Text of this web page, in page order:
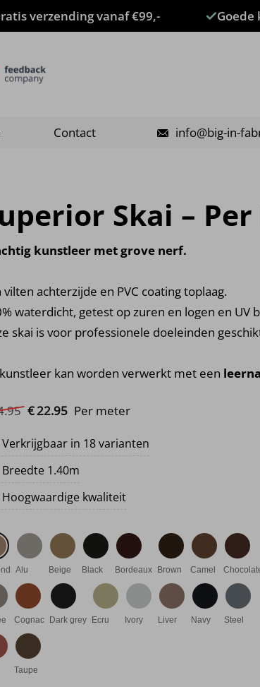
verzending vanaf €99,-
Contact info@big-in-
Skai –
kunstleer met grove nerf.
vilten achterzijde en PVC coating toplaag.
waterdicht, getest op zuren en logen en UV
skai is voor professionele doeleinden
kan worden verwerkt met een
95 Oorspronkelijke prijs was: €24.95.
€22.95 Huidige prijs is: €22.95.
Per meter
Verkrijgbaar in 18 varianten
Breedte 1.40m
Hoogwaardige kwaliteit
Alu Beige Black Bordeaux Brown Camel
Cognac Dark grey Ecru Ivory Liver Navy Steel
Taupe